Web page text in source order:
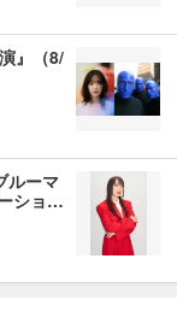
』（8/
ルーマ
ショ…